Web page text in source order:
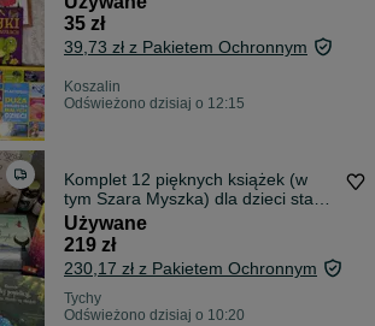
35 zł
39,73 zł z Pakietem Ochronnym
Koszalin
Odświeżono dzisiaj o 12:15
Komplet 12 pięknych książek (w
tym Szara Myszka) dla dzieci stan
bdb
Używane
219 zł
230,17 zł z Pakietem Ochronnym
Tychy
Odświeżono dzisiaj o 10:20